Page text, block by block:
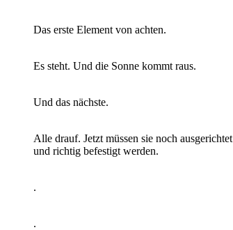
Das erste Element von achten.
Es steht. Und die Sonne kommt raus.
Und das nächste.
Alle drauf. Jetzt müssen sie noch ausgerichtet
und richtig befestigt werden.
.
.